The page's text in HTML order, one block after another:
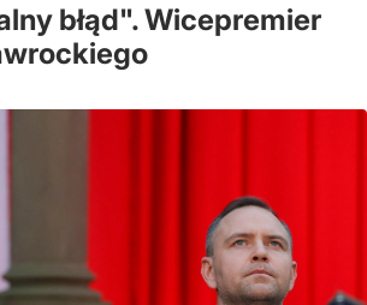
błąd". Wicepremier